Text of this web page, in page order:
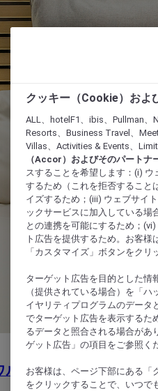
ルシャワ シティ
クッキー（Cookie）およ
ALL、hotelF1、ibis、Pullman
Resorts、Business Travel、
Villas、Activities & Events、
（Accor）およびそのパートナ
スすることを希望します：(i)
するため（これを拒否すること
イズするため；(iii) ウェブサイ
ックサービスに加入している場
との連携を可能にするため；
ト広告を提供するため。お客
「カスタマイズ」ボタンをク
ターゲット広告を目的とした情
（提供されている場合）を「
イヤリティプログラムのデータ
でターゲット広告を表示するた
るデータと照合される場合があ
ゲット広告」の項目をご参照く
お客様は、ページ下部にある「
をクリックすることで、いつで